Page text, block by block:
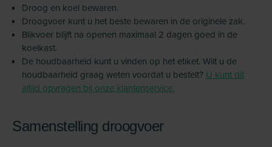
Droog en koel bewaren.
Droogvoer kunt u het beste bewaren in de originele zak.
Blikvoer blijft na openen maximaal 2 dagen goed in de
koelkast.
De houdbaarheid kunt u vinden op het etiket. Wilt u de
houdbaarheid graag weten voordat u bestelt? U kunt dit
altijd opvragen bij onze klantenservice.
Samenstelling droogvoer